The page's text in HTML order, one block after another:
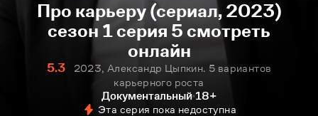
Про карьеру (сериал, 2023)
сезон 1 серия 5 смотреть
онлайн
5.3
2023, Александр Цыпкин. 5 вариантов
карьерного роста
Документальный 18+
Эта серия пока недоступна